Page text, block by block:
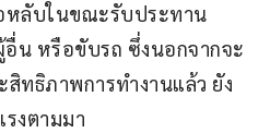
หลับในขณะรับประทาน
น หรือขับรถ ซึ่งนอกจากจะ
ทธิภาพการทำงานแล้ว ยัง
งตามมา